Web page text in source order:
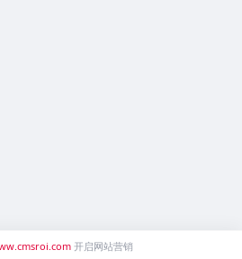
开启网站营销